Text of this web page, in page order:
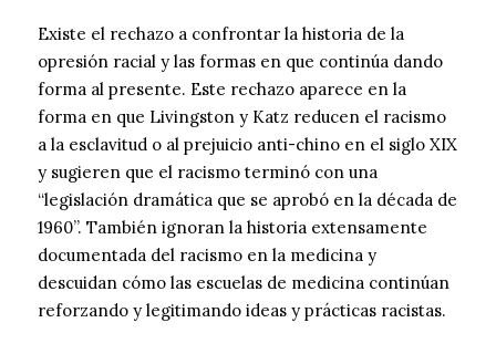
Existe el rechazo a confrontar la historia de la
opresión racial y las formas en que continúa dando
forma al presente. Este rechazo aparece en la
forma en que Livingston y Katz reducen el racismo
a la esclavitud o al prejuicio anti-chino en el siglo XIX
y sugieren que el racismo terminó con una
“legislación dramática que se aprobó en la década de
1960”. También ignoran la historia extensamente
documentada del racismo en la medicina y
descuidan cómo las escuelas de medicina continúan
reforzando y legitimando ideas y prácticas racistas.